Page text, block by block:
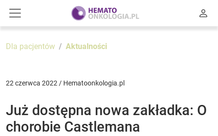
Dla pacjentów Aktualności
22 czerwca 2022 / Hematoonkologia.pl
Już dostępna nowa zakładka: O
chorobie Castlemana